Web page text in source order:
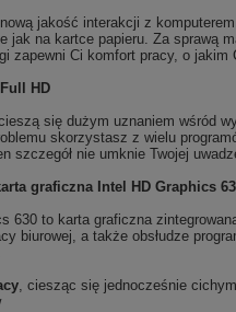
jakość interakcji z
jak na kartce papieru. Za
zapewni Ci komfort pracy, o jakim
HD
się dużym uznaniem wśród
skorzystasz z wielu
szczegół nie umknie Twojej
graficzna Intel HD Graphics
630 to karta graficzna
biurowej, a także obsłudze
, ciesząc się jednocześnie